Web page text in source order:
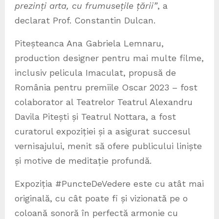
prezinți arta, cu frumusețile țării”, a
declarat Prof. Constantin Dulcan.
Piteșteanca Ana Gabriela Lemnaru,
production designer pentru mai multe filme,
inclusiv pelicula Imaculat, propusă de
România pentru premiile Oscar 2023 – fost
colaborator al Teatrelor Teatrul Alexandru
Davila Pitești și Teatrul Nottara, a fost
curatorul expoziției și a asigurat succesul
vernisajului, menit să ofere publicului liniște
și motive de meditație profundă.
Expoziția #PuncteDeVedere este cu atât mai
originală, cu cât poate fi și vizionată pe o
coloană sonoră în perfectă armonie cu